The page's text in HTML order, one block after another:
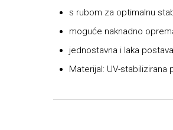
s rubom za optimalnu
moguće naknadno
jednostavna i laka postava
Materijal: UV-stabilizirana